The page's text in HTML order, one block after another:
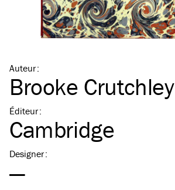
Auteur:
Brooke Crutchley
Éditeur:
Cambridge
Designer:
—